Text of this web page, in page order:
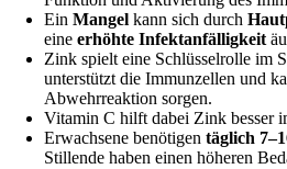
Ein Mangel kann sich durch
eine erhöhte Infektanfälligkeit
Zink spielt eine Schlüsselrolle im
unterstützt die Immunzellen und
Abwehrreaktion sorgen.
Vitamin C hilft dabei Zink besser
Erwachsene benötigen täglich
Stillende haben einen höheren